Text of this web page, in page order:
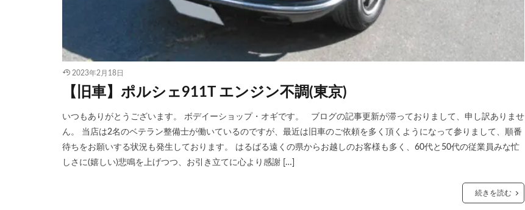
2023年2月18日
【旧車】ポルシェ911T エンジン不調(東京)
いつもありがとうございます。 ボデイーショップ・オギです。 ブログの記事更新が滞っておりまして、申し訳ありませ
ん。 当店は2名のベテラン整備士が働いているのですが、最近は旧車のご依頼を多く頂くようになって参りまして、順番
待ちをお願いする状況も発生しております。 はるばる遠くの県からお越しのお客様も多く、60代と50代の従業員みな忙
しさに(嬉しい)悲鳴を上げつつ、お引き立てに心より感謝 […]
続きを読む